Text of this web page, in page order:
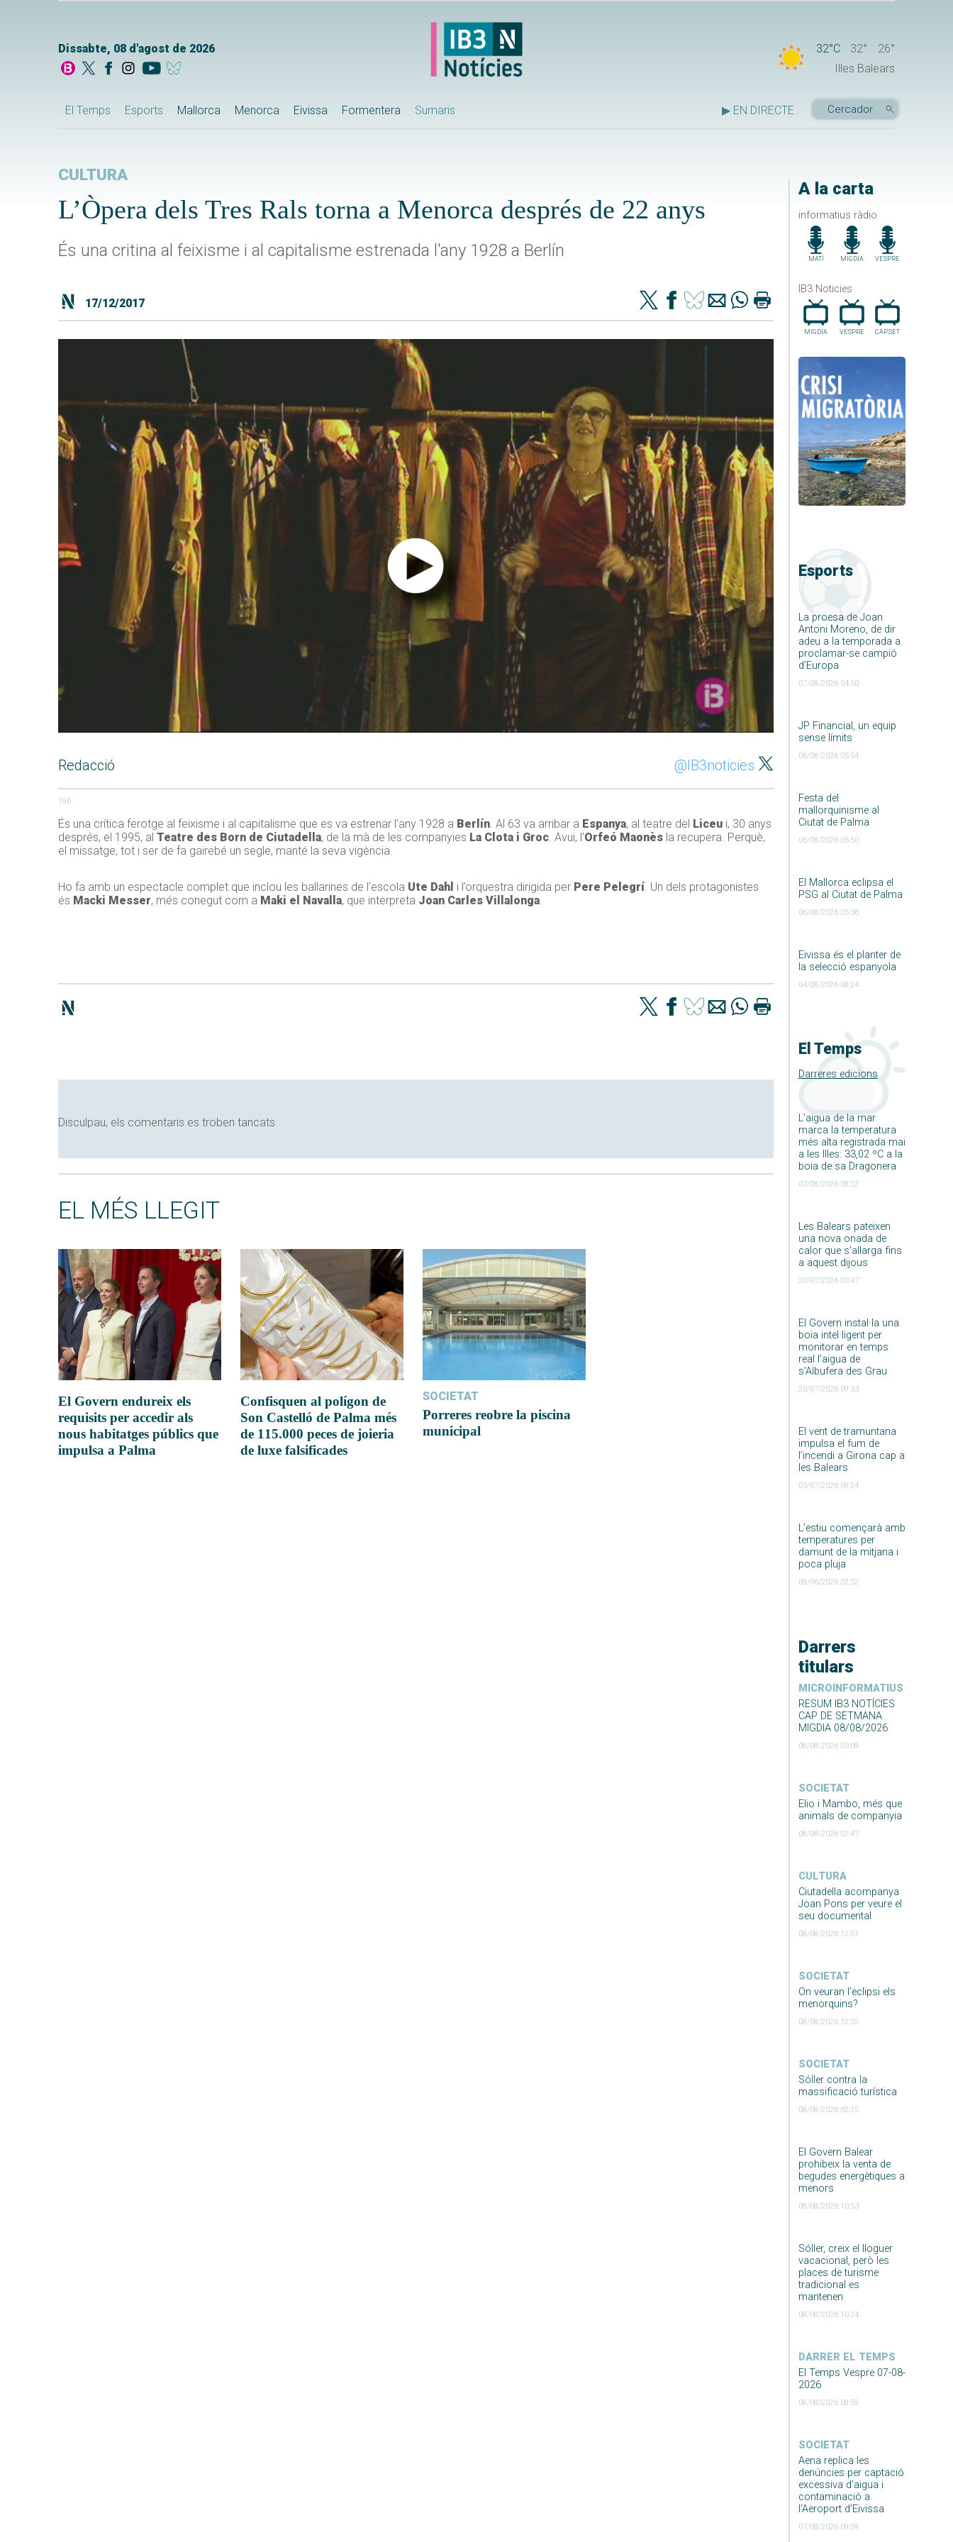
Dissabte, 08 d'agost de 2026 32°C 32°
26°
Illes Balears
El Temps Esports Mallorca Menorca Eivissa Formentera Sumaris ▶ EN DIRECTE
A la carta
informatius ràdio
MATÍ MIGDIA VESPRE
IB3 Noticies
MIGDIA VESPRE CAP.SET
Esports
La proesa de Joan
Antoni Moreno, de dir
adeu a la temporada a
proclamar-se campió
d’Europa
07/08/2026 04:50
JP Financial, un equip
sense límits
06/08/2026 05:54
Festa del
mallorquinisme al
Ciutat de Palma
06/08/2026 05:50
El Mallorca eclipsa el
PSG al Ciutat de Palma
06/08/2026 05:36
Eivissa és el planter de
la selecció espanyola
04/08/2026 08:24
El Temps
Darreres edicions
L’aigua de la mar
marca la temperatura
més alta registrada mai
a les Illes: 33,02 ºC a la
boia de sa Dragonera
07/08/2026 08:12
Les Balears pateixen
una nova onada de
calor que s’allarga fins
a aquest dijous
20/07/2026 03:47
El Govern instal·la una
boia intel·ligent per
monitorar en temps
real l’aigua de
s’Albufera des Grau
20/07/2026 09:33
El vent de tramuntana
impulsa el fum de
l’incendi a Girona cap a
les Balears
03/07/2026 09:24
L’estiu començarà amb
temperatures per
damunt de la mitjana i
poca pluja
09/06/2026 02:52
Darrers
titulars
MICROINFORMATIUS
RESUM IB3 NOTÍCIES
CAP DE SETMANA
MIGDIA 08/08/2026
08/08/2026 03:09
SOCIETAT
Elio i Mambo, més que
animals de companyia
08/08/2026 02:47
CULTURA
Ciutadella acompanya
Joan Pons per veure el
seu documental
08/08/2026 12:51
SOCIETAT
On veuran l’eclipsi els
menorquins?
08/08/2026 12:55
SOCIETAT
Sóller contra la
massificació turística
08/08/2026 02:15
El Govern Balear
prohibeix la venta de
begudes energètiques a
menors
08/08/2026 10:53
Sóller, creix el lloguer
vacacional, però les
places de turisme
tradicional es
mantenen
08/08/2026 10:24
DARRER EL TEMPS
El Temps Vespre 07-08-
2026
08/08/2026 08:59
SOCIETAT
Aena replica les
denúncies per captació
excessiva d’aigua i
contaminació a
l’Aeroport d’Eivissa
07/08/2026 09:59
CULTURA
L’Òpera dels Tres Rals torna a Menorca després de 22 anys
És una critina al feixisme i al capitalisme estrenada l'any 1928 a Berlín
17/12/2017
Redacció @IB3noticies
196
És una crítica ferotge al feixisme i al capitalisme que es va estrenar l’any 1928 a Berlín. Al 63 va arribar a Espanya, al teatre del Liceu i, 30 anys
després, el 1995, al Teatre des Born de Ciutadella, de la mà de les companyies La Clota i Groc. Avui, l’Orfeó Maonès la recupera. Perquè,
el missatge, tot i ser de fa gairebé un segle, manté la seva vigència.
Ho fa amb un espectacle complet que inclou les ballarines de l’escola Ute Dahl i l’orquestra dirigida per Pere Pelegrí. Un dels protagonistes
és Macki Messer, més conegut com a Maki el Navalla, que interpreta Joan Carles Villalonga.
Disculpau, els comentaris es troben tancats
EL MÉS LLEGIT
El Govern endureix els
requisits per accedir als
nous habitatges públics que
impulsa a Palma
Confisquen al polígon de
Son Castelló de Palma més
de 115.000 peces de joieria
de luxe falsificades
SOCIETAT
Porreres reobre la piscina
municipal